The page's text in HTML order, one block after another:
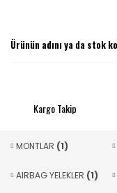
Kargo Takip
MONTLAR (1)
AIRBAG YELEKLER (1)